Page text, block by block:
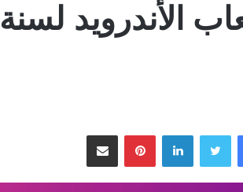
فيسبوك تويتر لينكدإن بينتيريستمشاركة عبر البريد